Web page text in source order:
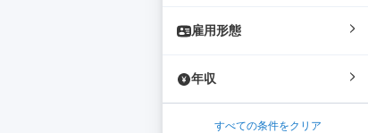
雇用形態
年収
すべての条件をクリア